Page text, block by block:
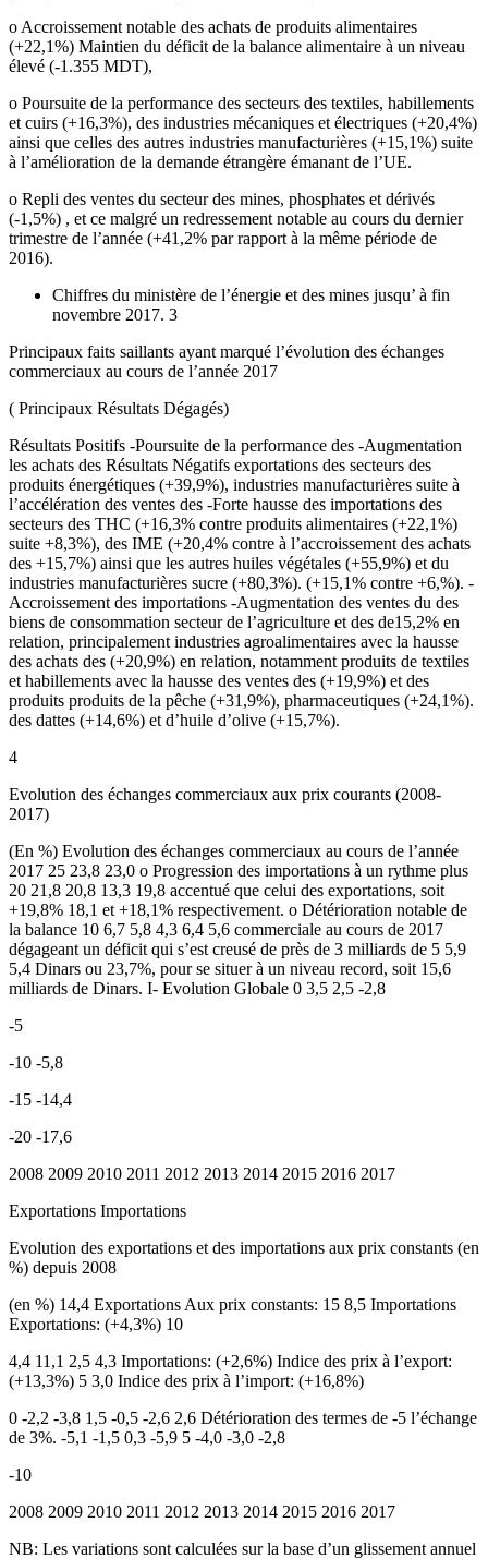
o Accroissement notable des achats de produits alimentaires
(+22,1%) Maintien du déficit de la balance alimentaire à un niveau
élevé (-1.355 MDT),
o Poursuite de la performance des secteurs des textiles, habillements
et cuirs (+16,3%), des industries mécaniques et électriques (+20,4%)
ainsi que celles des autres industries manufacturières (+15,1%) suite
à l’amélioration de la demande étrangère émanant de l’UE.
o Repli des ventes du secteur des mines, phosphates et dérivés
(-1,5%) , et ce malgré un redressement notable au cours du dernier
trimestre de l’année (+41,2% par rapport à la même période de
2016).
Chiffres du ministère de l’énergie et des mines jusqu’ à fin
novembre 2017. 3
Principaux faits saillants ayant marqué l’évolution des échanges
commerciaux au cours de l’année 2017
( Principaux Résultats Dégagés)
Résultats Positifs -Poursuite de la performance des -Augmentation
les achats des Résultats Négatifs exportations des secteurs des
produits énergétiques (+39,9%), industries manufacturières suite à
l’accélération des ventes des -Forte hausse des importations des
secteurs des THC (+16,3% contre produits alimentaires (+22,1%)
suite +8,3%), des IME (+20,4% contre à l’accroissement des achats
des +15,7%) ainsi que les autres huiles végétales (+55,9%) et du
industries manufacturières sucre (+80,3%). (+15,1% contre +6,%). -
Accroissement des importations -Augmentation des ventes du des
biens de consommation secteur de l’agriculture et des de15,2% en
relation, principalement industries agroalimentaires avec la hausse
des achats des (+20,9%) en relation, notamment produits de textiles
et habillements avec la hausse des ventes des (+19,9%) et des
produits produits de la pêche (+31,9%), pharmaceutiques (+24,1%).
des dattes (+14,6%) et d’huile d’olive (+15,7%).
4
Evolution des échanges commerciaux aux prix courants (2008-
2017)
(En %) Evolution des échanges commerciaux au cours de l’année
2017 25 23,8 23,0 o Progression des importations à un rythme plus
20 21,8 20,8 13,3 19,8 accentué que celui des exportations, soit
+19,8% 18,1 et +18,1% respectivement. o Détérioration notable de
la balance 10 6,7 5,8 4,3 6,4 5,6 commerciale au cours de 2017
dégageant un déficit qui s’est creusé de près de 3 milliards de 5 5,9
5,4 Dinars ou 23,7%, pour se situer à un niveau record, soit 15,6
milliards de Dinars. I- Evolution Globale 0 3,5 2,5 -2,8
-5
-10 -5,8
-15 -14,4
-20 -17,6
2008 2009 2010 2011 2012 2013 2014 2015 2016 2017
Exportations Importations
Evolution des exportations et des importations aux prix constants (en
%) depuis 2008
(en %) 14,4 Exportations Aux prix constants: 15 8,5 Importations
Exportations: (+4,3%) 10
4,4 11,1 2,5 4,3 Importations: (+2,6%) Indice des prix à l’export:
(+13,3%) 5 3,0 Indice des prix à l’import: (+16,8%)
0 -2,2 -3,8 1,5 -0,5 -2,6 2,6 Détérioration des termes de -5 l’échange
de 3%. -5,1 -1,5 0,3 -5,9 5 -4,0 -3,0 -2,8
-10
2008 2009 2010 2011 2012 2013 2014 2015 2016 2017
NB: Les variations sont calculées sur la base d’un glissement annuel